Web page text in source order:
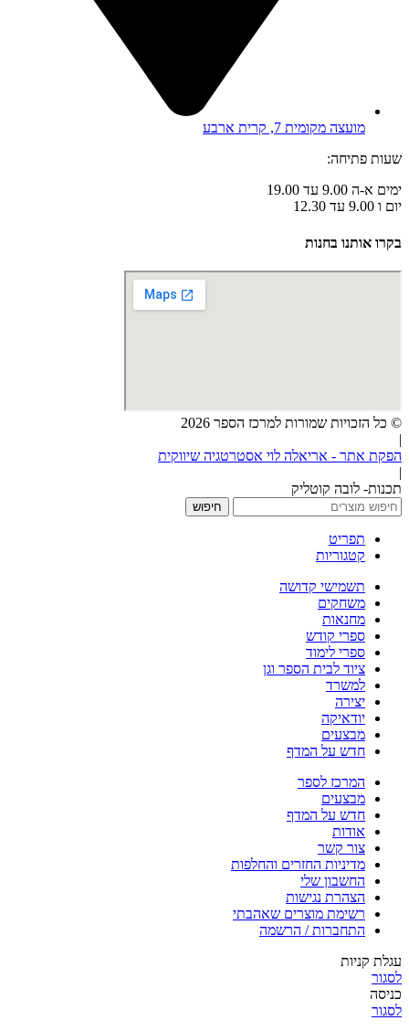
מועצה מקומית 7, קרית ארבע
שעות פתיחה:
ימים א-ה 9.00 עד 19.00
יום ו 9.00 עד 12.30
בקרו אותנו בחנות
© כל הזכויות שמורות למרכז הספר 2026
|
הפקת אתר - אריאלה לוי אסטרטגיה שיווקית
|
תכנות- לובה קוטליק
חיפוש
תפריט
קטגוריות
תשמישי קדושה
משחקים
מחנאות
ספרי קודש
ספרי לימוד
ציוד לבית הספר וגן
למשרד
יצירה
יודאיקה
מבצעים
חדש על המדף
המרכז לספר
מבצעים
חדש על המדף
אודות
צור קשר
מדיניות החזרים והחלפות
החשבון שלי
הצהרת נגישות
רשימת מוצרים שאהבתי
התחברות / הרשמה
עגלת קניות
לסגור
כניסה
לסגור